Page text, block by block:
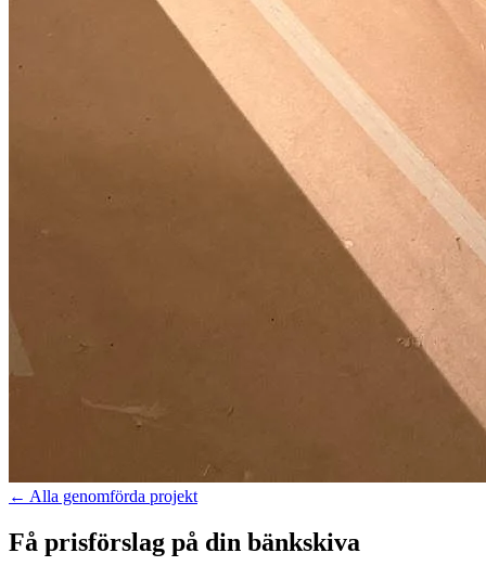
← Alla genomförda projekt
Få prisförslag på din bänkskiva